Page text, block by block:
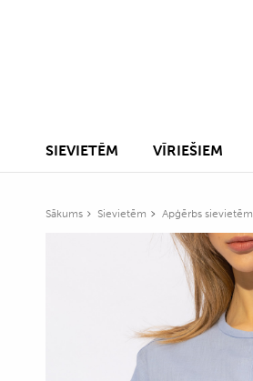
SIEVIETĒM VĪRIEŠIEM
Sākums Sievietēm Apģērbs sievietēm